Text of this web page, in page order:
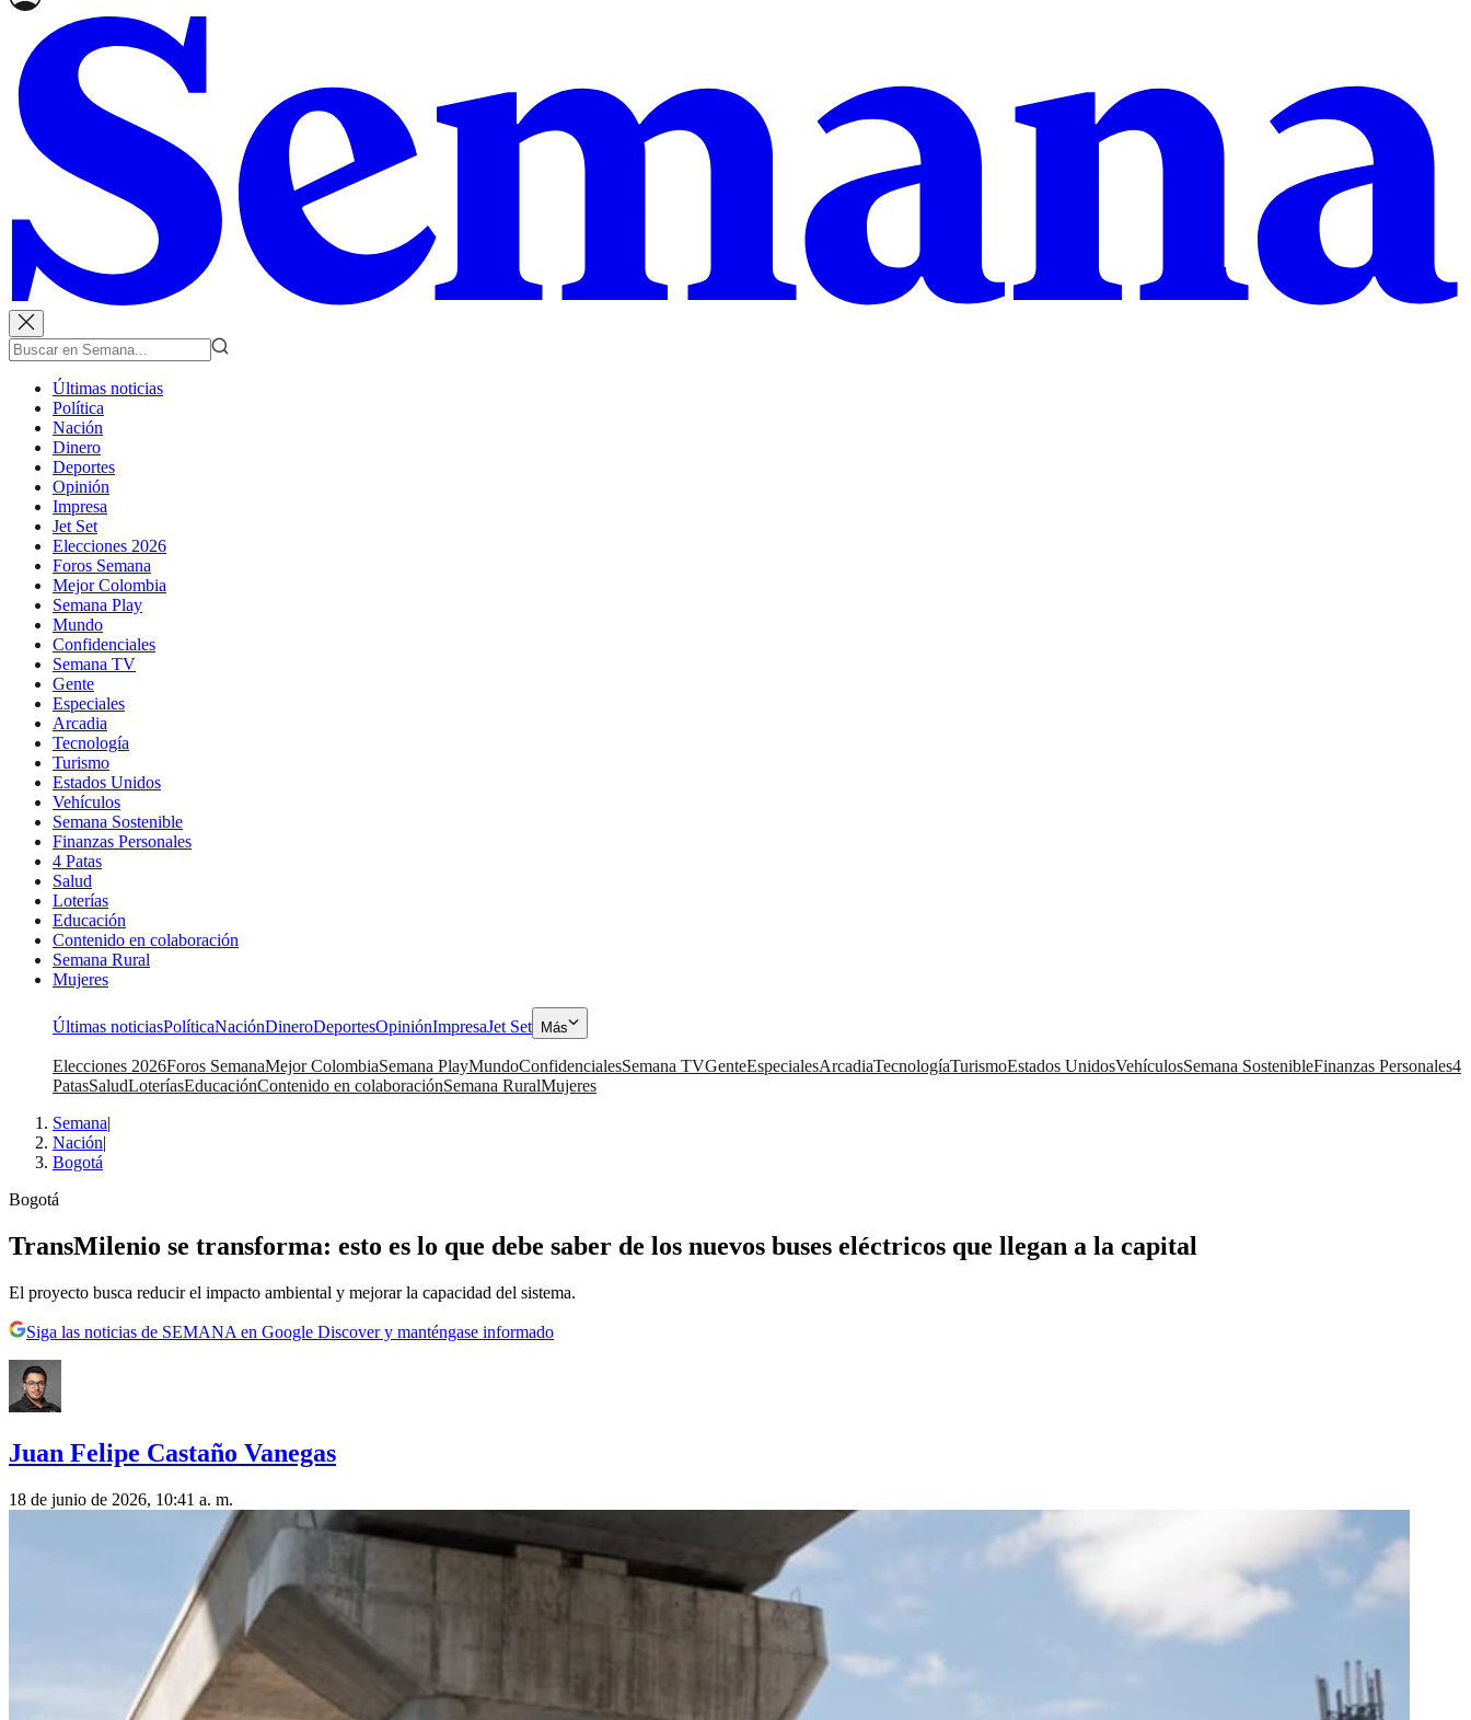
Últimas noticias
Política
Nación
Dinero
Deportes
Opinión
Impresa
Jet Set
Elecciones 2026
Foros Semana
Mejor Colombia
Semana Play
Mundo
Confidenciales
Semana TV
Gente
Especiales
Arcadia
Tecnología
Turismo
Estados Unidos
Vehículos
Semana Sostenible
Finanzas Personales
4 Patas
Salud
Loterías
Educación
Contenido en colaboración
Semana Rural
Mujeres
Últimas noticiasPolíticaNaciónDineroDeportesOpiniónImpresaJet Set Más
Elecciones 2026Foros SemanaMejor ColombiaSemana PlayMundoConfidencialesSemana TVGenteEspecialesArcadiaTecnologíaTurismoEstados UnidosVehículosSemana SostenibleFinanzas Personales4
PatasSaludLoteríasEducaciónContenido en colaboraciónSemana RuralMujeres
Semana|
Nación|
Bogotá
Bogotá
TransMilenio se transforma: esto es lo que debe saber de los nuevos buses eléctricos que llegan a la capital
El proyecto busca reducir el impacto ambiental y mejorar la capacidad del sistema.
Siga las noticias de SEMANA en Google Discover y manténgase informado
Juan Felipe Castaño Vanegas
18 de junio de 2026, 10:41 a. m.